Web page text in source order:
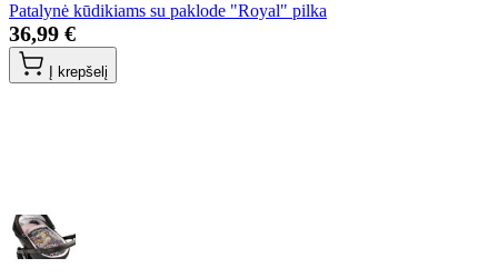
Patalynė kūdikiams su paklode "Royal" pilka
36,99 €
Į krepšelį